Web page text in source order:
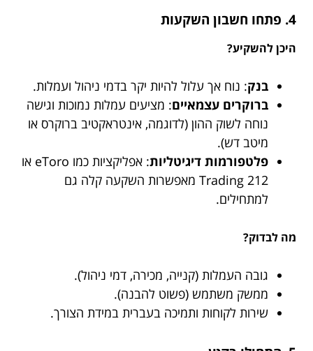
4. פתחו חשבון השקעות
היכן להשקיע?
בנק: נוח אך עלול להיות יקר בדמי ניהול ועמלות.
ברוקרים עצמאיים: מציעים עמלות נמוכות וגישה
נוחה לשוק ההון (לדוגמה, אינטראקטיב ברוקרס או
מיטב דש).
פלטפורמות דיגיטליות
: אפליקציות כמו eToro או
Trading 212 מאפשרות השקעה קלה גם
למתחילים.
מה לבדוק?
גובה העמלות (קנייה, מכירה, דמי ניהול).
ממשק משתמש (פשוט להבנה).
שירות לקוחות ותמיכה בעברית במידת הצורך.